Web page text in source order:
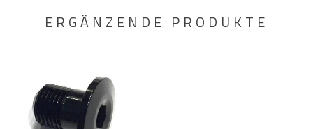
ERGÄNZENDE PRODUKTE